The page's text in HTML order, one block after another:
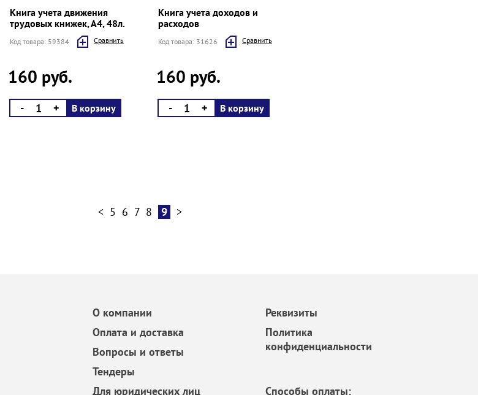
Книга учета движения
трудовых книжек, А4, 48л.
Код товара: 59384 Cравнить
160 руб.
- + В корзину
Книга учета доходов и
расходов
Код товара: 31626 Cравнить
160 руб.
- + В корзину
< 5 6 7 8 9 >
О компании
Оплата и доставка
Вопросы и ответы
Тендеры
Для юридических лиц
Реквизиты
Политика
конфиденциальности
Способы оплаты: